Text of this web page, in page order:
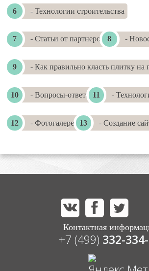
- Технологии строительства
- Статьи от партнеров -
- Как правильно класть плитку на
- Вопросы-ответы -
- Фотогалереи - Создание
Контактная
+7 (499) 332-